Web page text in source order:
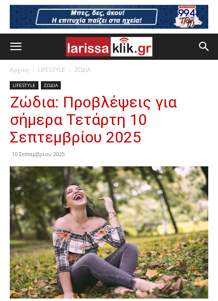
Αρχική LIFESTYLE ΖΩΔΙΑ
LIFESTYLE ΖΩΔΙΑ
Ζώδια: Προβλέψεις για
σήμερα Τετάρτη 10
Σεπτεμβρίου 2025
10 Σεπτεμβρίου 2025